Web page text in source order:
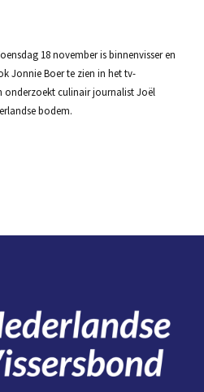
18 november is binnenvisser en
Jonnie Boer te zien in het tv-
culinair journalist Joël
bodem.